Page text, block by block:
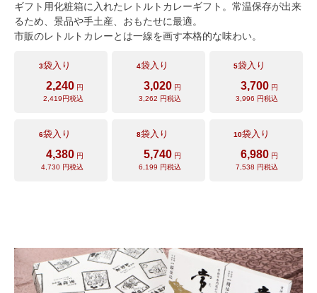
ギフト用化粧箱に入れたレトルトカレーギフト。常温保存が出来
るため、景品や手土産、おもたせに最適。
市販のレトルトカレーとは一線を画す本格的な味わい。
3袋入り
2,240 円
2,419円税込
4袋入り
3,020 円
3,262 円税込
5袋入り
3,700 円
3,996 円税込
6袋入り
4,380 円
4,730 円税込
8袋入り
5,740 円
6,199 円税込
10袋入り
6,980 円
7,538 円税込